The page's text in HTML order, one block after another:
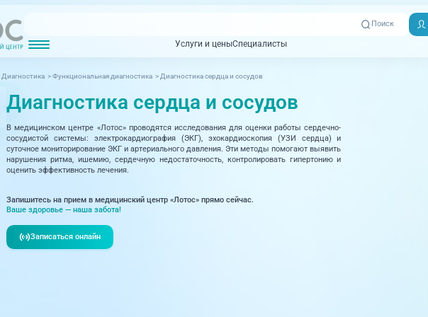
Поиск
Услуги и ценыСпециалисты
Диагностика >Функциональная диагностика >Диагностика сердца и сосудов
Диагностика сердца и сосудов
В медицинском центре «Лотос» проводятся исследования для оценки работы сердечно-
сосудистой системы: электрокардиография (ЭКГ), эхокардиоскопия (УЗИ сердца) и
суточное мониторирование ЭКГ и артериального давления. Эти методы помогают выявить
нарушения ритма, ишемию, сердечную недостаточность, контролировать гипертонию и
оценить эффективность лечения.
Запишитесь на прием в медицинский центр «Лотос» прямо сейчас.
Ваше здоровье — наша забота!
Записаться онлайн
Акции
ПревентэйджПациентам
томография)КТ (Компьютерная томография)УЗИ (Ультразвуковая диагностика)
Дерматовенерология
Интегративная медицина
Кардиология
Неврология, рефлексотерапия
Оториноларингология
Офтальмология